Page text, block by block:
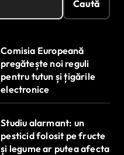
Caută
Comisia Europeană
pregătește noi reguli
pentru tutun și țigările
electronice
Studiu alarmant: un
pesticid folosit pe fructe
și legume ar putea afecta